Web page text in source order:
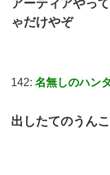
アーティアやっ
ゃだけやぞ
142: 名無しのハン
出したてのうん